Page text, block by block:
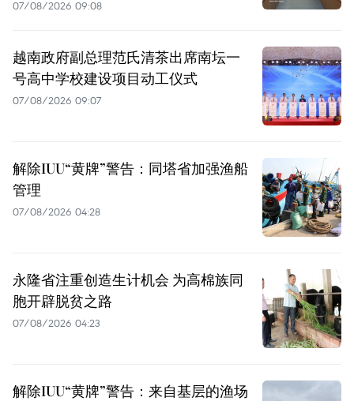
07/08/2026 09:08
越南政府副总理范氏清茶出席南坛一
号高中学校建设项目动工仪式
07/08/2026 09:07
解除IUU“黄牌”警告：同塔省加强渔船
管理
07/08/2026 04:28
永隆省注重创造生计机会 为高棉族同
胞开辟脱贫之路
07/08/2026 04:23
解除IUU“黄牌”警告：来自基层的渔场